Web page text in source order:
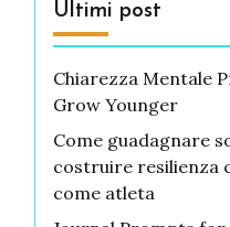
Ultimi post
Chiarezza Mentale
Grow Younger
Come guadagnare
costruire resilienza
come atleta